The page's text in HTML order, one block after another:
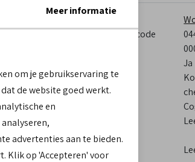
Leveranciercode
Ja
Categorie
buitenkant
cookies
Meer informatie
om je gebruikservaring te
de website goed werkt.
en
advertenties aan te bieden.
Klik op 'Accepteren' voor